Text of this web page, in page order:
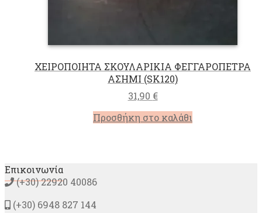
ΧΕΙΡΟΠΟΙΗΤΑ ΣΚΟΥΛΑΡΙΚΙΑ ΦΕΓΓΑΡΟΠΕΤΡΑ
ΑΣΗΜΙ (SK120)
31,90 €
Προσθήκη στο καλάθι
Επικοινωνία
(+30) 22920 40086
(+30) 6948 827 144